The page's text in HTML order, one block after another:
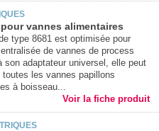
vannes alimentaires
type 8681 est optimisée pour
de vannes de process
son adaptateur universel, elle peut
les vannes papillons
à boisseau...
Voir la fiche produit